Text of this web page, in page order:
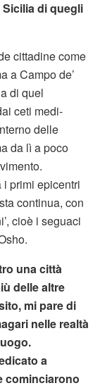
di quegli
cittadine come
a Campo de’
di quel
ceti medi-
delle
da lì a poco
i primi epicentri
continua, con
cioè i seguaci
una città
delle altre
mi pare di
nelle realtà
a
cominciarono